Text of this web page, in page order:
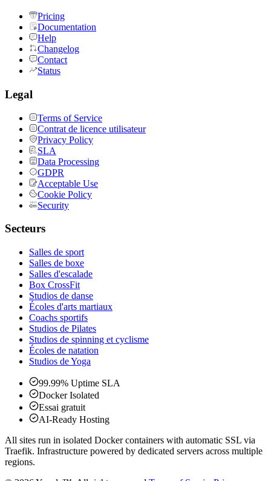
Pricing
Documentation
Help
Changelog
Contact
Status
Legal
Terms of Service
Contrat de licence utilisateur
Privacy Policy
SLA
Data Processing
GDPR
Acceptable Use
Cookie Policy
Security
Secteurs
Salles de sport
Salles de boxe
Salles d'escalade
Box CrossFit
Studios de danse
Écoles d'arts martiaux
Coachs sportifs
Studios de Pilates
Studios de spinning et cyclisme
Écoles de natation
Studios de Yoga
99.99% Uptime SLA
Docker Isolated
Essai gratuit
AI-Ready Hosting
All sites run in isolated Docker containers with automatic SSL via
Traefik. Infrastructure powered by dedicated servers across multiple
regions.